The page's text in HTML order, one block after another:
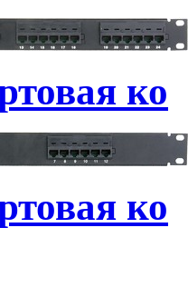
ко
ко